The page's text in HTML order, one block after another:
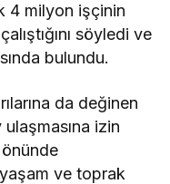
4 milyon işçinin
söyledi ve
bulundu.
da değinen
izin
ve toprak